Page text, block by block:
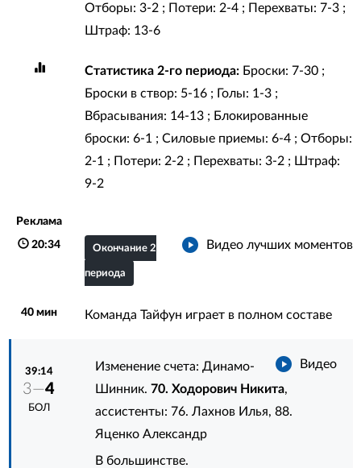
Отборы: 3-2 ; Потери: 2-4 ; Перехваты: 7-3 ;
Штраф: 13-6
Статистика 2-го периода:Броски: 7-30 ;
Броски в створ: 5-16 ; Голы: 1-3 ;
Вбрасывания: 14-13 ; Блокированные
броски: 6-1 ; Силовые приемы: 6-4 ; Отборы:
2-1 ; Потери: 2-2 ; Перехваты: 3-2 ; Штраф:
9-2
Реклама
20:34 Видео лучших моментов
Окончание 2
периода
40 мин Команда Тайфун играет в полном составе
39:14
3—4
БОЛ
Видео
Изменение счета: Динамо-
Шинник.70. Ходорович Никита,
ассистенты: 76. Лахнов Илья,88.
Яценко Александр
В большинстве.